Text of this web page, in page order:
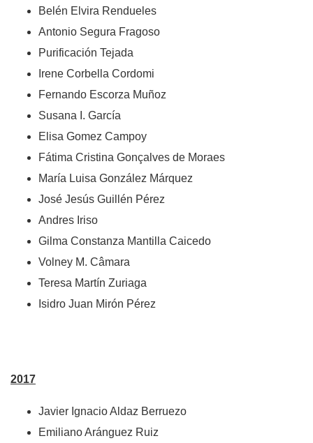
Belén Elvira Rendueles
Antonio Segura Fragoso
Purificación Tejada
Irene Corbella Cordomi
Fernando Escorza Muñoz
Susana I. García
Elisa Gomez Campoy
Fátima Cristina Gonçalves de Moraes
María Luisa González Márquez
José Jesús Guillén Pérez
Andres Iriso
Gilma Constanza Mantilla Caicedo
Volney M. Câmara
Teresa Martín Zuriaga
Isidro Juan Mirón Pérez
2017
Javier Ignacio Aldaz Berruezo
Emiliano Aránguez Ruiz